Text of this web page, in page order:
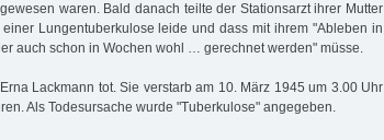
waren. Bald danach teilte der Stationsarzt ihrer Mutter
Lungentuberkulose leide und dass mit ihrem "Ableben in
auch schon in Wochen wohl … gerechnet werden" müsse.
Lackmann tot. Sie verstarb am 10. März 1945 um 3.00 Uhr
Als Todesursache wurde "Tuberkulose" angegeben.